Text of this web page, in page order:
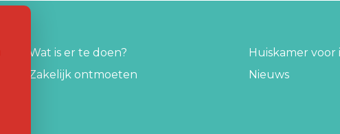
Wat is er te doen?
Zakelijk ontmoeten
Huiskamer voor
Nieuws